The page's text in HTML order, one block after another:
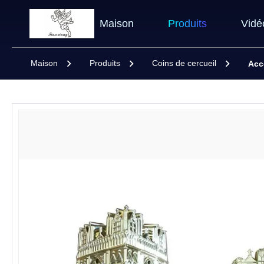
Maison Produits
Maison Produits Coins de cercueil